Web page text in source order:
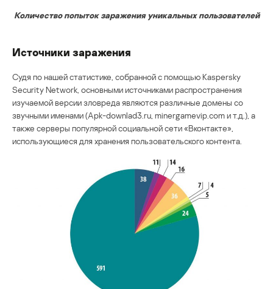
Количество попыток заражения уникальных пользователей
Источники заражения
Судя по нашей статистике, собранной с помощью Kaspersky
Security Network, основными источниками распространения
изучаемой версии зловреда являются различные домены со
звучными именами (Apk-downlad3.ru, minergamevip.com и т.д.), а
также серверы популярной социальной сети «Вконтакте»,
использующиеся для хранения пользовательского контента.